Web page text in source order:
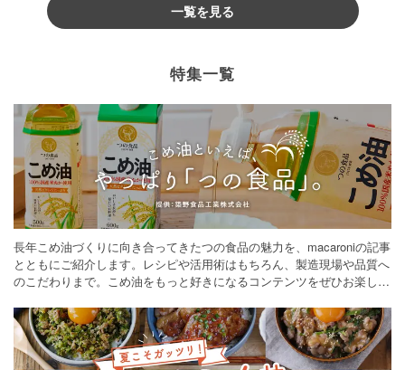
一覧を見る
特集一覧
長年こめ油づくりに向き合ってきたつの食品の魅力を、macaroniの記事
とともにご紹介します。レシピや活用術はもちろん、製造現場や品質へ
のこだわりまで。こめ油をもっと好きになるコンテンツをぜひお楽しみ